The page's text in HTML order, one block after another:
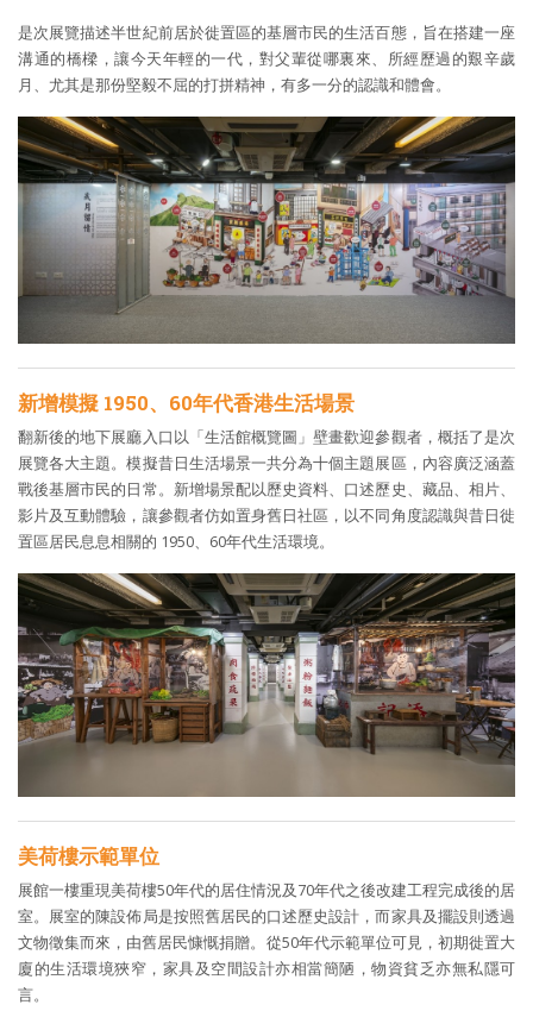
是次展覽描述半世紀前居於徙置區的基層市民的生活百態，旨在搭建一座
溝通的橋樑，讓今天年輕的一代，對父輩從哪裏來、所經歷過的艱辛歲
月、尤其是那份堅毅不屈的打拼精神，有多一分的認識和體會。
新增模擬 1950、60年代香港生活場景
翻新後的地下展廳入口以「生活館概覽圖」壁畫歡迎參觀者，概括了是次
展覽各大主題。模擬昔日生活場景一共分為十個主題展區，內容廣泛涵蓋
戰後基層市民的日常。新增場景配以歷史資料、口述歷史、藏品、相片、
影片及互動體驗，讓參觀者仿如置身舊日社區，以不同角度認識與昔日徙
置區居民息息相關的 1950、60年代生活環境。
美荷樓示範單位
展館一樓重現美荷樓50年代的居住情況及70年代之後改建工程完成後的居
室。展室的陳設佈局是按照舊居民的口述歷史設計，而家具及擺設則透過
文物徵集而來，由舊居民慷慨捐贈。從50年代示範單位可見，初期徙置大
廈的生活環境狹窄，家具及空間設計亦相當簡陋，物資貧乏亦無私隱可
言。